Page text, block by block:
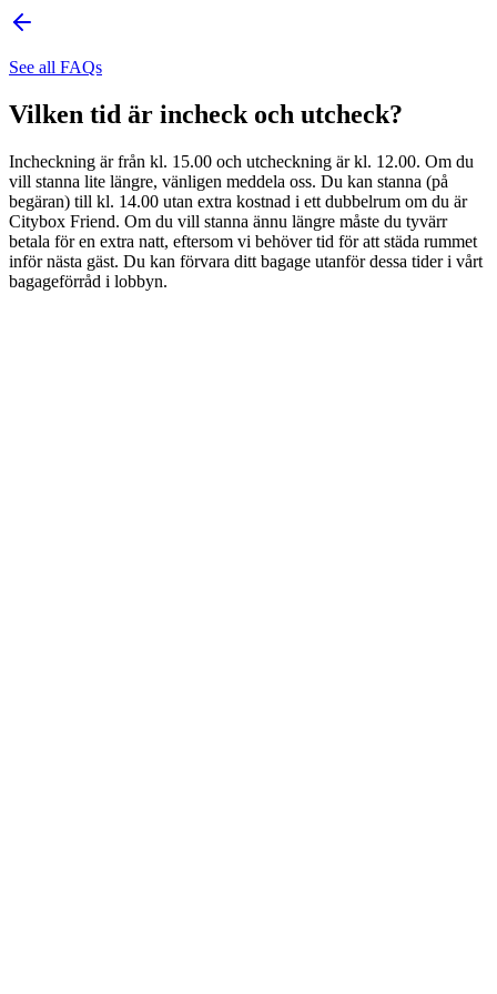
See all FAQs
Vilken tid är incheck och utcheck?
Incheckning är från kl. 15.00 och utcheckning är kl. 12.00. Om du
vill stanna lite längre, vänligen meddela oss. Du kan stanna (på
begäran) till kl. 14.00 utan extra kostnad i ett dubbelrum om du är
Citybox Friend. Om du vill stanna ännu längre måste du tyvärr
betala för en extra natt, eftersom vi behöver tid för att städa rummet
inför nästa gäst. Du kan förvara ditt bagage utanför dessa tider i vårt
bagageförråd i lobbyn.